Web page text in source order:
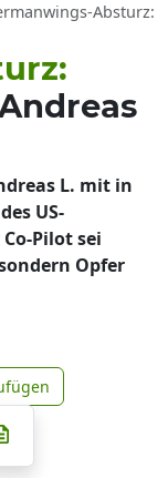
Absturz:
L. mit in
US-
Pilot sei
Opfer
Google
auf Telegram
X